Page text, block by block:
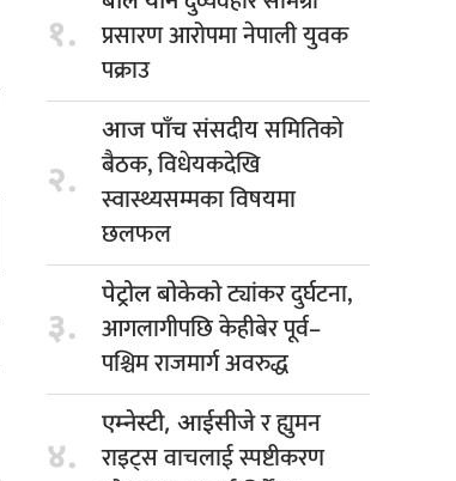
१.
प्रसारण आरोपमा नेपाली युवक
पक्राउ
२.
आज पाँचसंसदीय समितिको
बैठक, विधेयकदेखि
स्वास्थ्यसम्मका विषयमा
छलफल
३.
पेट्रोल बोकेकोट्यांकर दुर्घटना,
आगलागीपछि केहीबेर पूर्व–
पश्चिम राजमार्ग अवरुद्ध
४.
एम्नेस्टी, आईसीजेर ह्युमन
राइट्स वाचलाई स्पष्टीकरण